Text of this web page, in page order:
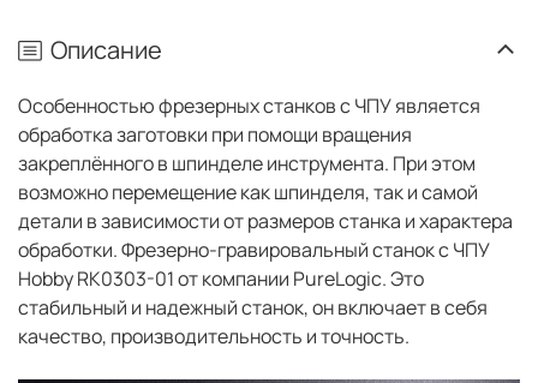
Описание
Особенностью фрезерных станков с ЧПУ является
обработка заготовки при помощи вращения
закреплённого в шпинделе инструмента. При этом
возможно перемещение как шпинделя, так и самой
детали в зависимости от размеров станка и характера
обработки. Фрезерно-гравировальный станок с ЧПУ
Hobby RK0303-01 от компании PureLogic. Это
стабильный и надежный станок, он включает в себя
качество, производительность и точность.